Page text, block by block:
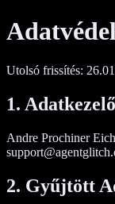
Utolsó frissítés:
1. Adatkezelő
Andre Prochiner
2. Gyűjtött